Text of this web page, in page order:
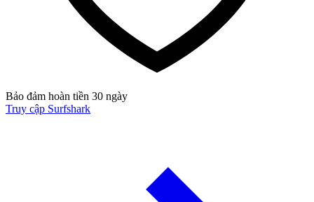
Bảo đảm hoàn tiền 30 ngày
Truy cập Surfshark